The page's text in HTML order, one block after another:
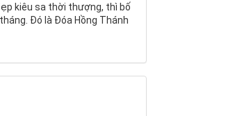
kiêu sa thời thượng, thì bố
Đó là Đóa Hồng Thánh